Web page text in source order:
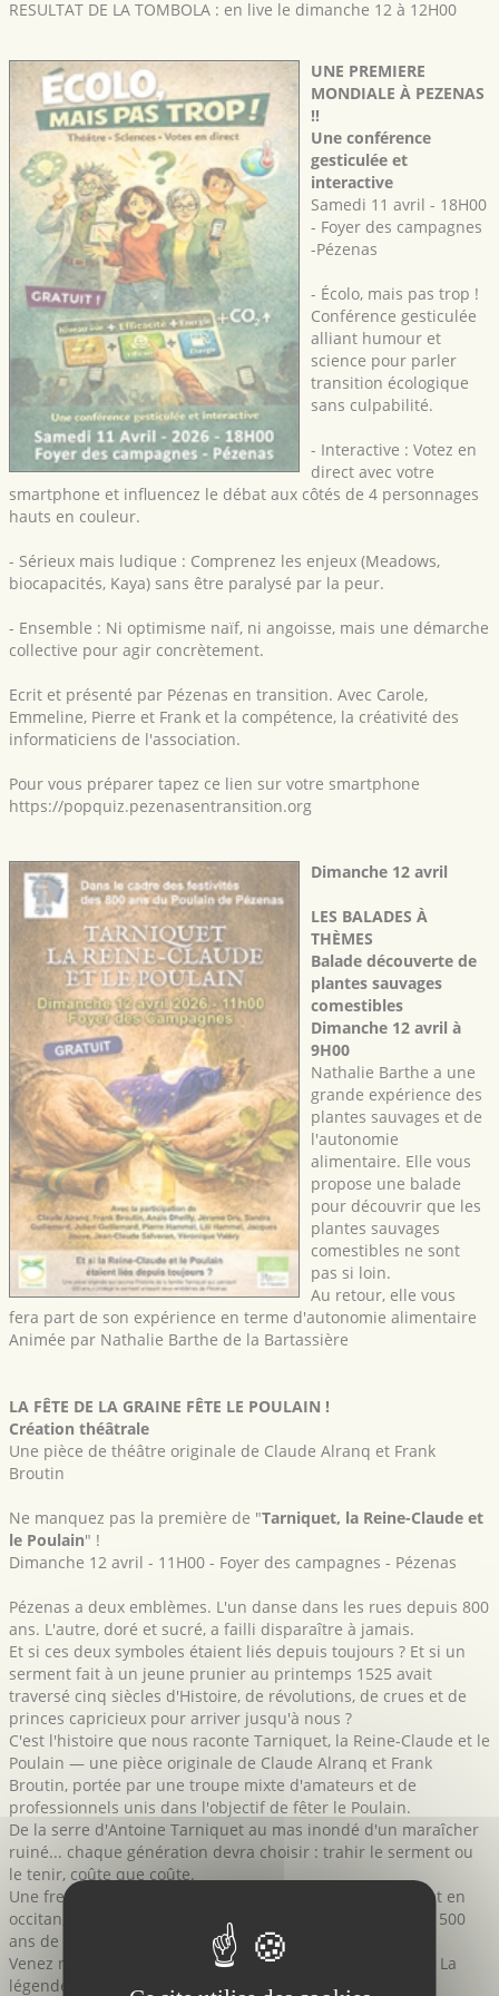
RESULTAT DE LA TOMBOLA : en live le dimanche 12 à 12H00
UNE PREMIERE
MONDIALE À PEZENAS
!!
Une conférence
gesticulée et
interactive
Samedi 11 avril - 18H00
- Foyer des campagnes
-Pézenas
- Écolo, mais pas trop !
Conférence gesticulée
alliant humour et
science pour parler
transition écologique
sans culpabilité.
- Interactive : Votez en
direct avec votre
smartphone et influencez le débat aux côtés de 4 personnages
hauts en couleur.
- Sérieux mais ludique : Comprenez les enjeux (Meadows,
biocapacités, Kaya) sans être paralysé par la peur.
- Ensemble : Ni optimisme naïf, ni angoisse, mais une démarche
collective pour agir concrètement.
Ecrit et présenté par Pézenas en transition. Avec Carole,
Emmeline, Pierre et Frank et la compétence, la créativité des
informaticiens de l'association.
Pour vous préparer tapez ce lien sur votre smartphone
https://popquiz.pezenasentransition.org
Dimanche 12 avril
LES BALADES À
THÈMES
Balade découverte de
plantes sauvages
comestibles
Dimanche 12 avril à
9H00
Nathalie Barthe a une
grande expérience des
plantes sauvages et de
l'autonomie
alimentaire. Elle vous
propose une balade
pour découvrir que les
plantes sauvages
comestibles ne sont
pas si loin.
Au retour, elle vous
fera part de son expérience en terme d'autonomie alimentaire
Animée par Nathalie Barthe de la Bartassière
LA FÊTE DE LA GRAINE FÊTE LE POULAIN !
Création théâtrale
Une pièce de théâtre originale de Claude Alranq et Frank
Broutin
Ne manquez pas la première de "Tarniquet, la Reine-Claude et
le Poulain" !
Dimanche 12 avril - 11H00 - Foyer des campagnes - Pézenas
Pézenas a deux emblèmes. L'un danse dans les rues depuis 800
ans. L'autre, doré et sucré, a failli disparaître à jamais.
Et si ces deux symboles étaient liés depuis toujours ? Et si un
serment fait à un jeune prunier au printemps 1525 avait
traversé cinq siècles d'Histoire, de révolutions, de crues et de
princes capricieux pour arriver jusqu'à nous ?
C'est l'histoire que nous raconte Tarniquet, la Reine-Claude et le
Poulain — une pièce originale de Claude Alranq et Frank
Broutin, portée par une troupe mixte d'amateurs et de
professionnels unis dans l'objectif de fêter le Poulain.
De la serre d'Antoine Tarniquet au mas inondé d'un maraîcher
ruiné... chaque génération devra choisir : trahir le serment ou
le tenir, coûte que coûte.
Une fresque populaire, drôle et émouvante, en français et en
occitan, qui célèbre à la fois les 800 ans du Poulain et les 500
ans de la prune Reine-Claude de Pézenas.
Venez nombreux fêter avec nous les 800 ans du Poulain ! La
légende vous attend.